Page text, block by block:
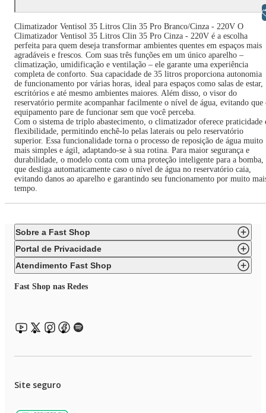
Climatizador Ventisol 35 Litros Clin 35 Pro Branco/Cinza - 220V O
Climatizador Ventisol 35 Litros Clin 35 Pro Cinza - 220V é a escolha
perfeita para quem deseja transformar ambientes quentes em espaços mais
agradáveis e frescos. Com suas três funções em um único aparelho –
climatização, umidificação e ventilação – ele garante uma experiência
completa de conforto. Sua capacidade de 35 litros proporciona autonomia
de funcionamento por várias horas, ideal para espaços como salas de estar,
escritórios e até mesmo ambientes maiores. Além disso, o visor do
reservatório permite acompanhar facilmente o nível de água, evitando que
equipamento pare de funcionar sem que você perceba.
Com o sistema de triplo abastecimento, o climatizador oferece praticidade
flexibilidade, permitindo enchê-lo pelas laterais ou pelo reservatório
superior. Essa funcionalidade torna o processo de reposição de água muito
mais simples e ágil, adaptando-se à sua rotina. Para maior segurança e
durabilidade, o modelo conta com uma proteção inteligente para a bomba,
que desliga automaticamente caso o nível de água no reservatório caia,
evitando danos ao aparelho e garantindo seu funcionamento por muito
tempo.
Sobre a Fast Shop
Portal de Privacidade
Atendimento Fast Shop
Fast Shop nas Redes
Site seguro
Libras